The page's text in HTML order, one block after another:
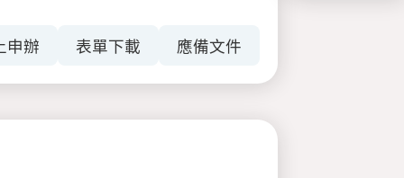
申辦 表單下載 應備文件